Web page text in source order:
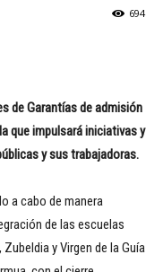
694
de Garantías de admisión
que impulsará iniciativas y
y sus trabajadoras.
a cabo de manera
de las escuelas
y Virgen de la Guía